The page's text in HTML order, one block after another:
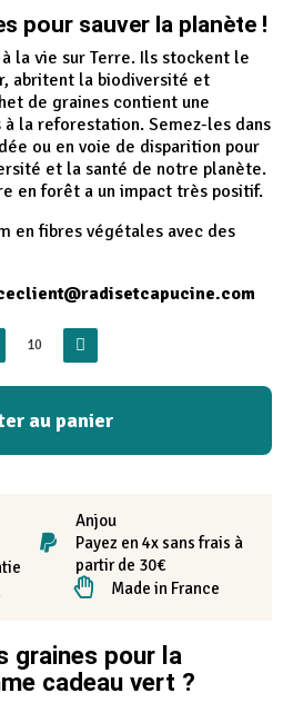
pour sauver la planète !
la vie sur Terre. Ils stockent le
abritent la biodiversité et
de graines contient une
la reforestation. Semez-les dans
ou en voie de disparition pour
et la santé de notre planète.
en forêt a un impact très positif.
en fibres végétales avec des
au panier
Anjou
Payez en 4x sans frais à
partir de 30€
Made in France
graines pour la
cadeau vert ?